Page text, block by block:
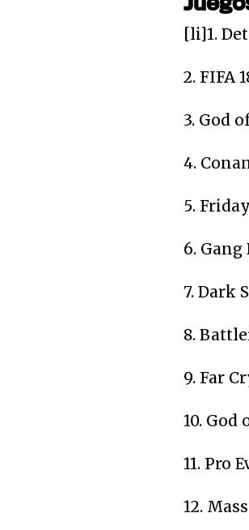
[li]1.
2. FIFA
3. God
4.
5.
6. Gang
7. Dark
8.
9. Far
10.
11. Pro
12.